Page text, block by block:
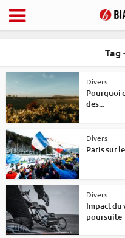
Tag
Divers
Pourquoi
des...
Divers
Paris sur
Divers
Impact du
poursuite